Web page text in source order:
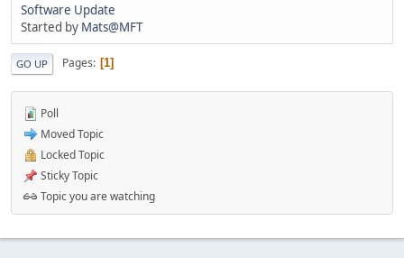
Software Update
Started by Mats@MFT
GO UP Pages 1
Poll
Moved Topic
Locked Topic
Sticky Topic
Topic you are watching